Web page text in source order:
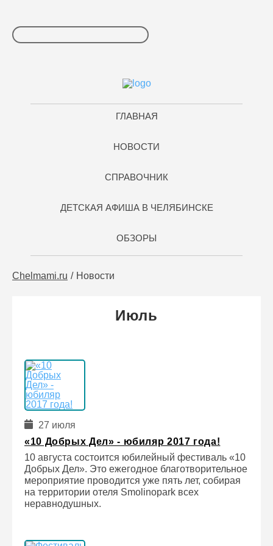
ГЛАВНАЯ
НОВОСТИ
СПРАВОЧНИК
ДЕТСКАЯ АФИША В ЧЕЛЯБИНСКЕ
ОБЗОРЫ
Chelmami.ru Новости
Июль
27 июля
«10 Добрых Дел» - юбиляр 2017 года!
10 августа состоится юбилейный фестиваль «10
Добрых Дел». Это ежегодное благотворительное
мероприятие проводится уже пять лет, собирая
на территории отеля Smolinopark всех
неравнодушных.